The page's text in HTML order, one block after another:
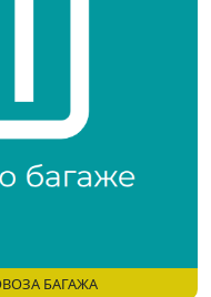
БАГАЖА